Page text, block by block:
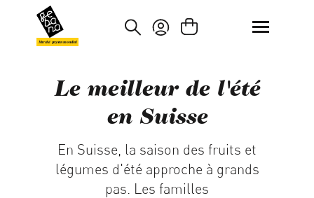
au contenu principal
Passer à la recherche
Marché paysan mondial
Le meilleur de l'été
en Suisse
En Suisse, la saison des fruits et
légumes d'été approche à grands
pas. Les familles